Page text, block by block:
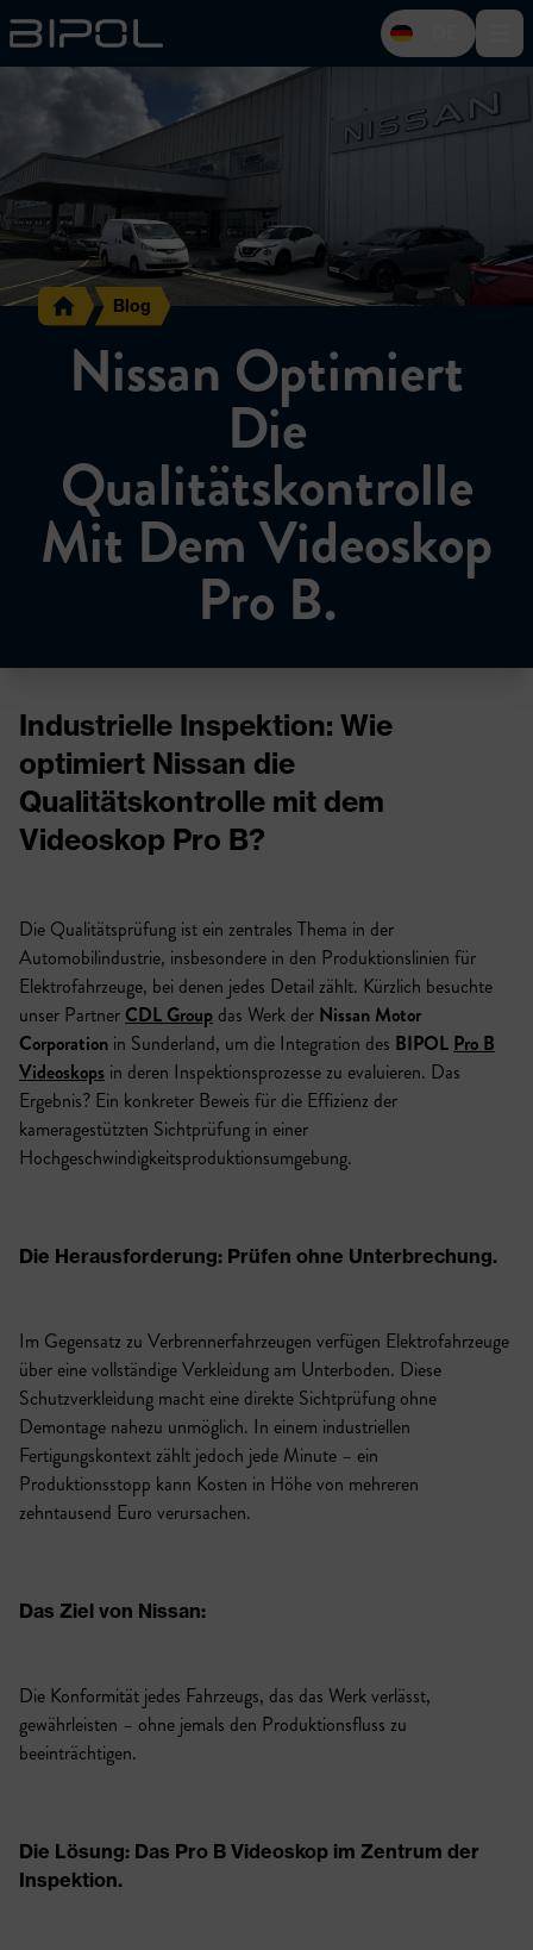
Blog
Nissan Optimiert
Die
Qualitätskontrolle
Mit Dem Videoskop
Pro B.
Industrielle Inspektion: Wie
optimiert Nissan die
Qualitätskontrolle mit dem
Videoskop Pro B?
Die Qualitätsprüfung ist ein zentrales Thema in der
Automobilindustrie, insbesondere in den Produktionslinien für
Elektrofahrzeuge, bei denen jedes Detail zählt. Kürzlich besuchte
unser Partner CDL Group das Werk der Nissan Motor
Corporation in Sunderland, um die Integration des BIPOL Pro B
Videoskops in deren Inspektionsprozesse zu evaluieren. Das
Ergebnis? Ein konkreter Beweis für die Effizienz der
kameragestützten Sichtprüfung in einer
Hochgeschwindigkeitsproduktionsumgebung.
Die Herausforderung: Prüfen ohne Unterbrechung.
Im Gegensatz zu Verbrennerfahrzeugen verfügen Elektrofahrzeuge
über eine vollständige Verkleidung am Unterboden. Diese
Schutzverkleidung macht eine direkte Sichtprüfung ohne
Demontage nahezu unmöglich. In einem industriellen
Fertigungskontext zählt jedoch jede Minute – ein
Produktionsstopp kann Kosten in Höhe von mehreren
zehntausend Euro verursachen.
Das Ziel von Nissan:
Die Konformität jedes Fahrzeugs, das das Werk verlässt,
gewährleisten – ohne jemals den Produktionsfluss zu
beeinträchtigen.
Die Lösung: Das Pro B Videoskop im Zentrum der
Inspektion.